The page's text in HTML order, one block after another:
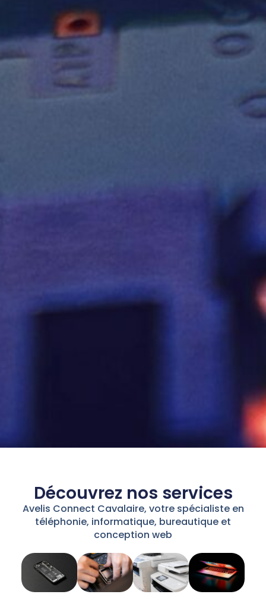
Découvrez nos services
Avelis Connect Cavalaire, votre spécialiste en
téléphonie, informatique, bureautique et
conception web